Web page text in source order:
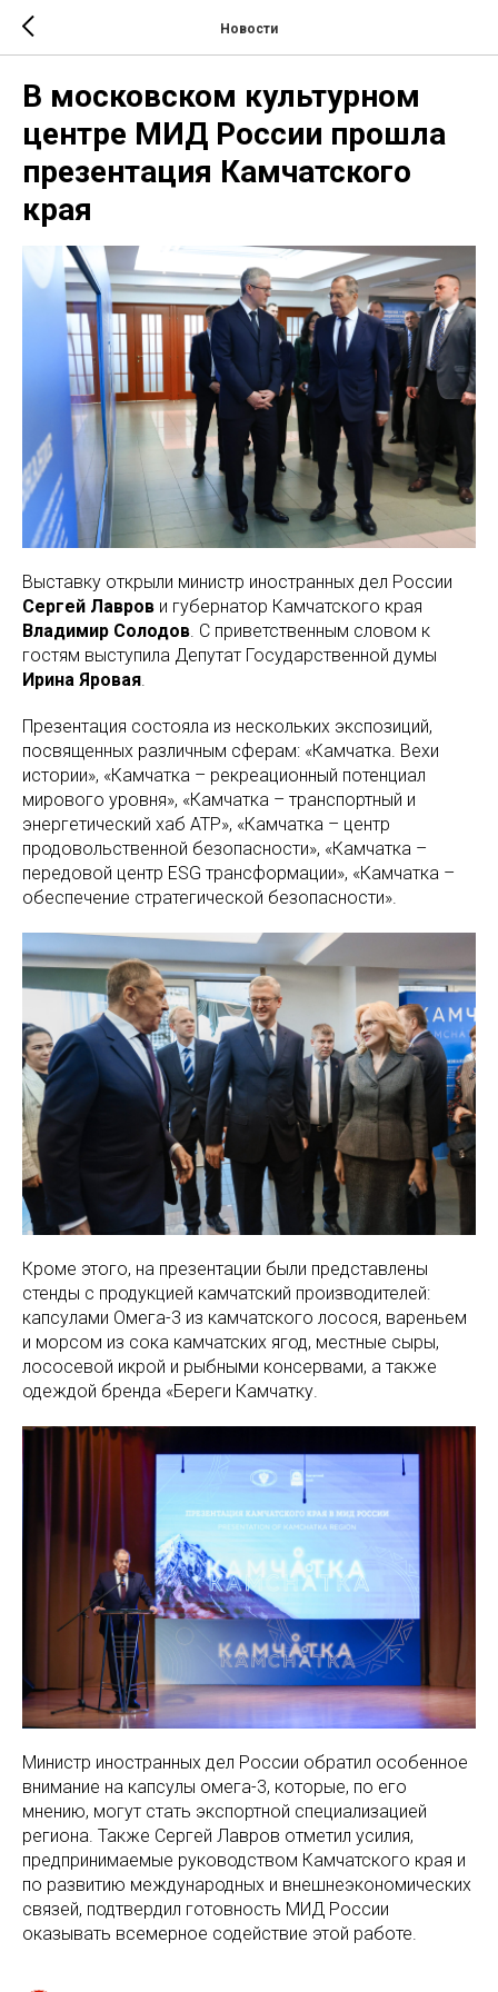
Новости
В московском культурном
центре МИД России прошла
презентация Камчатского
края
Выставку открыли министр иностранных дел России
Сергей Лавров и губернатор Камчатского края
Владимир Солодов. С приветственным словом к
гостям выступила Депутат Государственной думы
Ирина Яровая.
Презентация состояла из нескольких экспозиций,
посвященных различным сферам: «Камчатка. Вехи
истории», «Камчатка – рекреационный потенциал
мирового уровня», «Камчатка – транспортный и
энергетический хаб АТР», «Камчатка – центр
продовольственной безопасности», «Камчатка –
передовой центр ESG трансформации», «Камчатка –
обеспечение стратегической безопасности».
Кроме этого, на презентации были представлены
стенды с продукцией камчатский производителей:
капсулами Омега-3 из камчатского лосося, вареньем
и морсом из сока камчатских ягод, местные сыры,
лососевой икрой и рыбными консервами, а также
одеждой бренда «Береги Камчатку.
Министр иностранных дел России обратил особенное
внимание на капсулы омега-3, которые, по его
мнению, могут стать экспортной специализацией
региона. Также Сергей Лавров отметил усилия,
предпринимаемые руководством Камчатского края и
по развитию международных и внешнеэкономических
связей, подтвердил готовность МИД России
оказывать всемерное содействие этой работе.